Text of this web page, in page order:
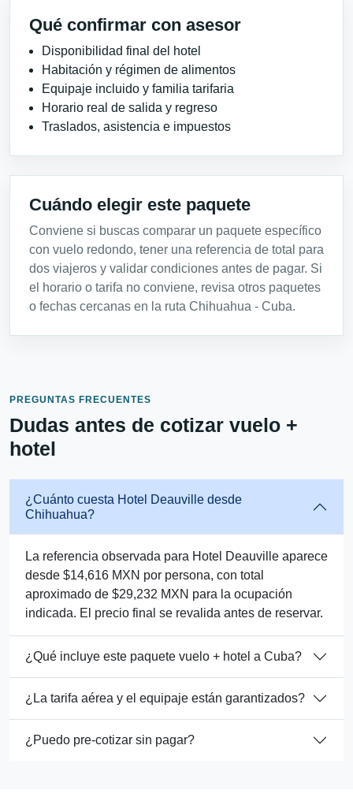
Qué confirmar con asesor
Disponibilidad final del hotel
Habitación y régimen de alimentos
Equipaje incluido y familia tarifaria
Horario real de salida y regreso
Traslados, asistencia e impuestos
Cuándo elegir este paquete
Conviene si buscas comparar un paquete específico
con vuelo redondo, tener una referencia de total para
dos viajeros y validar condiciones antes de pagar. Si
el horario o tarifa no conviene, revisa otros paquetes
o fechas cercanas en la ruta Chihuahua - Cuba.
PREGUNTAS FRECUENTES
Dudas antes de cotizar vuelo +
hotel
¿Cuánto cuesta Hotel Deauville desde
Chihuahua?
La referencia observada para Hotel Deauville aparece
desde $14,616 MXN por persona, con total
aproximado de $29,232 MXN para la ocupación
indicada. El precio final se revalida antes de reservar.
¿Qué incluye este paquete vuelo + hotel a Cuba?
¿La tarifa aérea y el equipaje están garantizados?
¿Puedo pre-cotizar sin pagar?